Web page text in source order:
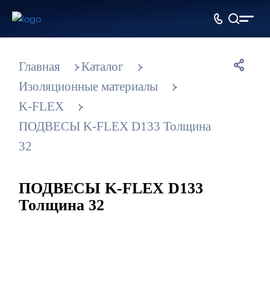
Главная
Каталог
Изоляционные материалы
K-FLEX
ПОДВЕСЫ K-FLEX D133 Толщина
32
ПОДВЕСЫ K-FLEX D133
Толщина 32